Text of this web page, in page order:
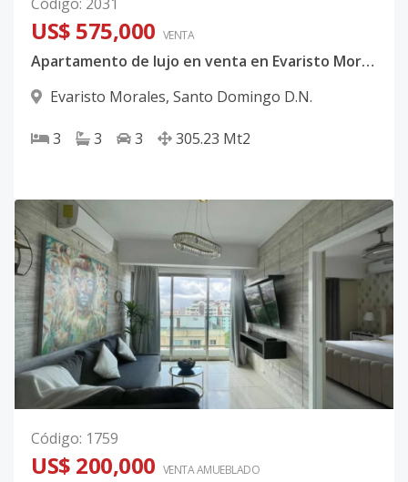
Código: 2031
US$ 575,000 VENTA
Apartamento de lujo en venta en Evaristo Morales, Santo Domingo | 3 habitaciones
Evaristo Morales, Santo Domingo D.N.
3 3 3 305.23 Mt2
Código: 1759
US$ 200,000 VENTA AMUEBLADO